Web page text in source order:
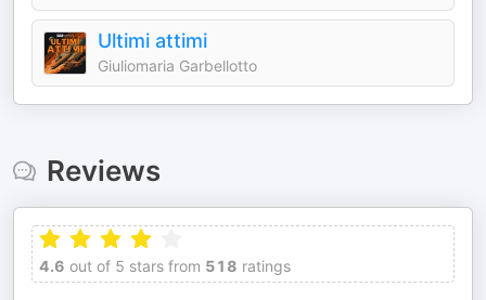
Ultimi attimi
Giuliomaria Garbellotto
Reviews
4.6 out of 5 stars from 518 ratings